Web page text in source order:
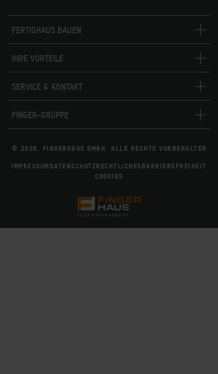
FERTIGHAUS BAUEN
IHRE VORTEILE
SERVICE & KONTAKT
FINGER-GRUPPE
© 2026. FINGERHAUS GMBH. ALLE RECHTE VORBEHALTEN
IMPRESSUM DATENSCHUTZRECHTLICHESBARRIEREFREIHEIT
COOKIES